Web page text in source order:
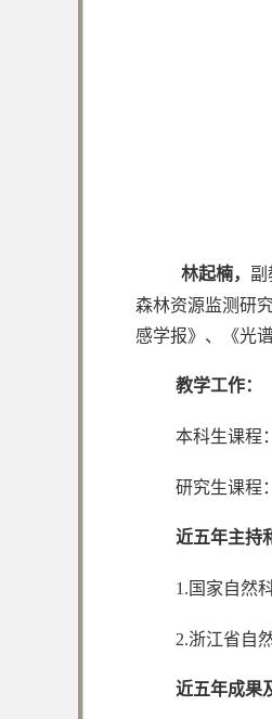
林起楠， 副
森林资源监测研究
感学报》、《光
教学工作：
本科生课程
研究生课程
近五年主持
1.国家自然
2.浙江省自
近五年成果